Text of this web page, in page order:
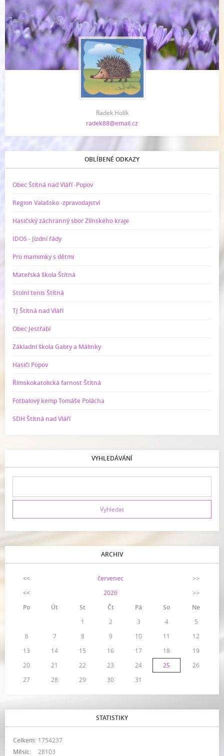
Radek Holík
radek88@email.cz
OBLÍBENÉ ODKAZY
Obec Štítná nad Vláří -Popov
Region Valašsko -zpravodajství
Hasičský záchranný sbor Zlínského kraje
IDOS - Jízdní řády
Pro mamimky s dětmi
Mateřská škola Štítná
Stolní tenis Štítná
TJ Štítná nad Vláří
Obec Jestřabí
Základní škola Gabry a Málinky
Hasiči Popov
Římskokatolická farnost Štítná
Fotbalový kemp Tomáše Polácha
SDH Štítná nad Vláří
VYHLEDÁVÁNÍ
ARCHIV
<< červenec
>>
<<
2026
>>
Po
Út St Čt Pá So
Ne
1
2 3 4
5
6
7 8 9 10 11
12
13
14 15 16 17 18
19
20
21 22 23 24 25
26
27
28 29 30 31
STATISTIKY
Celkem: 1754237
Měsíc:
28103